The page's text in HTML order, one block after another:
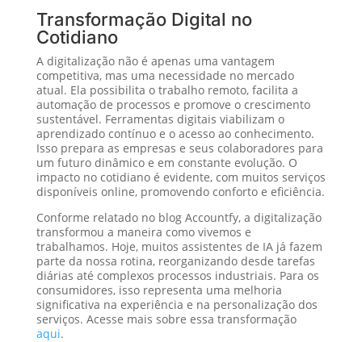
Transformação Digital no
Cotidiano
A digitalização não é apenas uma vantagem
competitiva, mas uma necessidade no mercado
atual. Ela possibilita o trabalho remoto, facilita a
automação de processos e promove o crescimento
sustentável. Ferramentas digitais viabilizam o
aprendizado contínuo e o acesso ao conhecimento.
Isso prepara as empresas e seus colaboradores para
um futuro dinâmico e em constante evolução. O
impacto no cotidiano é evidente, com muitos serviços
disponíveis online, promovendo conforto e eficiência.
Conforme relatado no blog Accountfy, a digitalização
transformou a maneira como vivemos e
trabalhamos. Hoje, muitos assistentes de IA já fazem
parte da nossa rotina, reorganizando desde tarefas
diárias até complexos processos industriais. Para os
consumidores, isso representa uma melhoria
significativa na experiência e na personalização dos
serviços. Acesse mais sobre essa transformação
aqui.